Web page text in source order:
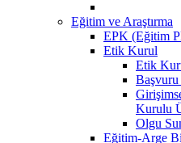
Eğitim ve Araştırma
EPK (Eğitim
Etik Kurul
Etik
Başvuru
Kurulu
Olgu
Eğitim-Arge